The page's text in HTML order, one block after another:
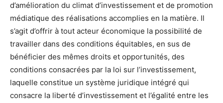
d’amélioration du climat d’investissement et de promotion
médiatique des réalisations accomplies en la matière. Il
s’agit d’offrir à tout acteur économique la possibilité de
travailler dans des conditions équitables, en sus de
bénéficier des mêmes droits et opportunités, des
conditions consacrées par la loi sur l’investissement,
laquelle constitue un système juridique intégré qui
consacre la liberté d’investissement et l’égalité entre les